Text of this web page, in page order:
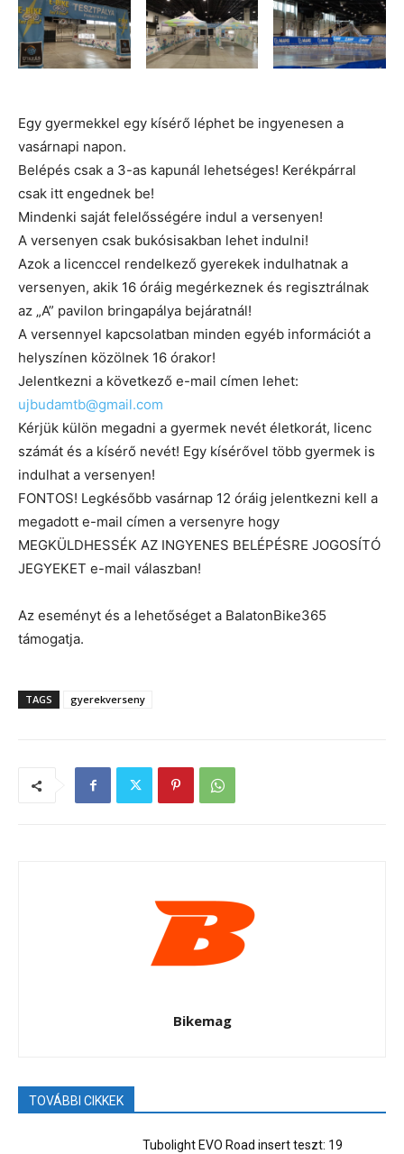
Egy gyermekkel egy kísérő léphet be ingyenesen a
vasárnapi napon.
Belépés csak a 3-as kapunál lehetséges! Kerékpárral
csak itt engednek be!
Mindenki saját felelősségére indul a versenyen!
A versenyen csak bukósisakban lehet indulni!
Azok a licenccel rendelkező gyerekek indulhatnak a
versenyen, akik 16 óráig megérkeznek és regisztrálnak
az „A” pavilon bringapálya bejáratnál!
A versennyel kapcsolatban minden egyéb információt a
helyszínen közölnek 16 órakor!
Jelentkezni a következő e-mail címen lehet:
ujbudamtb@gmail.com
Kérjük külön megadni a gyermek nevét életkorát, licenc
számát és a kísérő nevét! Egy kísérővel több gyermek is
indulhat a versenyen!
FONTOS! Legkésőbb vasárnap 12 óráig jelentkezni kell a
megadott e-mail címen a versenyre hogy
MEGKÜLDHESSÉK AZ INGYENES BELÉPÉSRE JOGOSÍTÓ
JEGYEKET e-mail válaszban!
Az eseményt és a lehetőséget a BalatonBike365
támogatja.
TAGS gyerekverseny
Bikemag
TOVÁBBI CIKKEK
Tubolight EVO Road insert teszt: 19